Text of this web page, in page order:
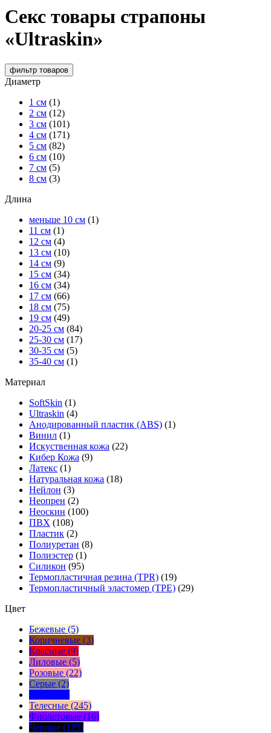
Секс товары страпоны
«Ultraskin»
фильтр товаров
Диаметр
1 см (1)
2 см (12)
3 см (101)
4 см (171)
5 см (82)
6 см (10)
7 см (5)
8 см (3)
Длина
меньше 10 см (1)
11 см (1)
12 см (4)
13 см (10)
14 см (9)
15 см (34)
16 см (34)
17 см (66)
18 см (75)
19 см (49)
20-25 см (84)
25-30 см (17)
30-35 см (5)
35-40 см (1)
Материал
SoftSkin (1)
Ultraskin (4)
Анодированный пластик (ABS) (1)
Винил (1)
Искуственная кожа (22)
Кибер Кожа (9)
Латекс (1)
Натуральная кожа (18)
Нейлон (3)
Неопрен (2)
Неоскин (100)
ПВХ (108)
Пластик (2)
Полиуретан (8)
Полиэстер (1)
Силикон (95)
Термопластичная резина (TPR) (19)
Термопластичный эластомер (TPE) (29)
Цвет
Бежевые (5)
Коричневые (3)
Красные (9)
Лиловые (5)
Розовые (22)
Серые (2)
Телесные (245)
Фиолетовые (16)
Черные (125)